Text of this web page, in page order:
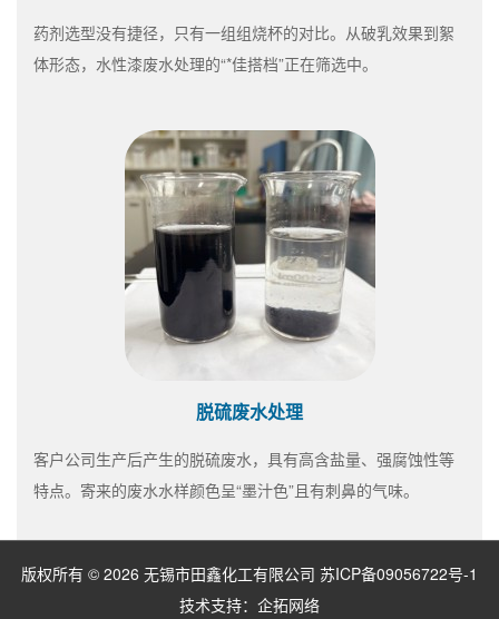
药剂选型没有捷径，只有一组组烧杯的对比。从破乳效果到絮
体形态，水性漆废水处理的“*佳搭档”正在筛选中。
脱硫废水处理
客户公司生产后产生的脱硫废水，具有高含盐量、强腐蚀性等
特点。寄来的废水水样颜色呈“墨汁色”且有刺鼻的气味。
版权所有 © 2026 无锡市田鑫化工有限公司 苏ICP备09056722号-1
技术支持： 企拓网络